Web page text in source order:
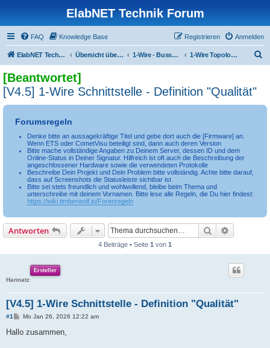
ElabNET Technik Forum
FAQ Knowledge Base Anmelden
Registrieren
ElabNET Technik Forum Übersicht über forum.timberwolf.io 1-Wire - Bussystem, Sensoren, Aktoren 1-Wire Topologie, Busmaster & Server
[Beantwortet]
[V4.5] 1-Wire Schnittstelle - Definition "Qualität"
Forumsregeln
Denke bitte an aussagekräftige Titel und gebe dort auch die [Firmware] an.
Wenn ETS oder CometVisu beteiligt sind, dann auch deren Version
Bitte mache vollständige Angaben zu Deinem Server, dessen ID und dem
Online-Status in Deiner Signatur. Hilfreich ist oft auch die Beschreibung der
angeschlossener Hardware sowie die verwendeten Protokolle
Beschreibe Dein Projekt und Dein Problem bitte vollständig. Achte bitte darauf,
dass auf Screenshots die Statusleiste sichtbar ist
Bitte sei stets freundlich und wohlwollend, bleibe beim Thema und
unterschreibe mit deinem Vornamen. Bitte lese alle Regeln, die Du hier findest:
https://wiki.timberwolf.io/Forenregeln
Antworten Suche
4 Beiträge • Seite 1 von 1
Ersteller
Hannatz
[V4.5] 1-Wire Schnittstelle - Definition "Qualität"
#1
B
i
Mo Jan 26, 2026 12:22 am
Hallo zusammen,